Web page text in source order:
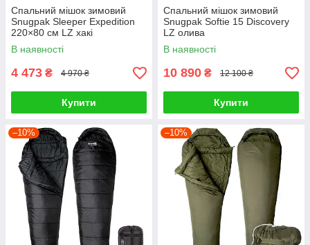
Спальний мішок зимовий
Snugpak Sleeper Expedition
220×80 см LZ хакі
В наявності
4 473 ₴ 4 970 ₴
Купити
Спальний мішок зимовий
Snugpak Softie 15 Discovery
LZ олива
В наявності
10 890 ₴ 12 100 ₴
Купити
–10% –10%